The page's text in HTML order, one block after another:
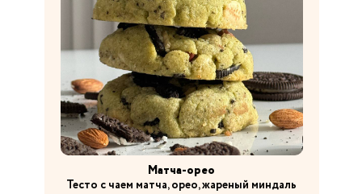
Матча-орео
Тесто с чаем матча, орео, жареный миндаль